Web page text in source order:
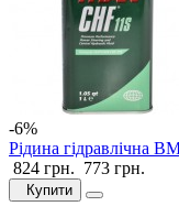
-6%
Рідина гідравлічна
824 грн. 773 грн.
Купити